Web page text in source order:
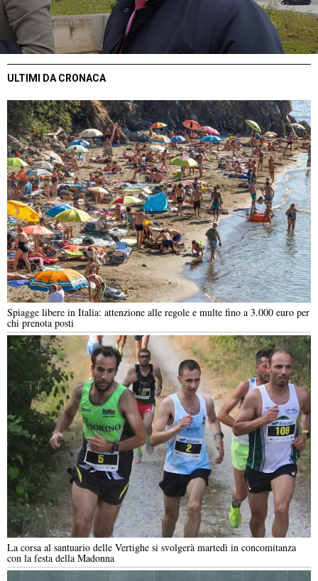
ULTIMI DA CRONACA
Spiagge libere in Italia: attenzione alle regole e multe fino a 3.000 euro per
chi prenota posti
La corsa al santuario delle Vertighe si svolgerà martedì in concomitanza
con la festa della Madonna